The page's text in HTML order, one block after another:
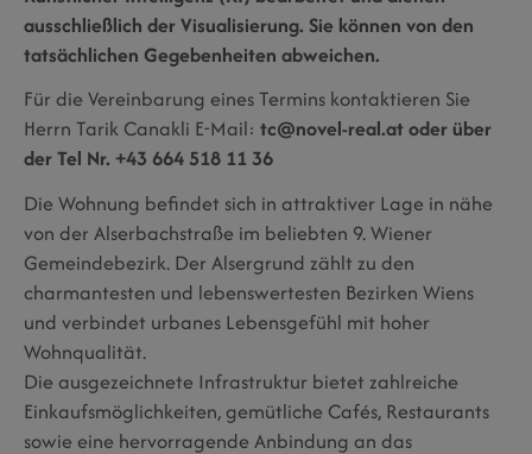
ausschließlich der Visualisierung. Sie können von den
tatsächlichen Gegebenheiten abweichen.
Für die Vereinbarung eines Termins kontaktieren Sie
Herrn Tarik Canakli E-Mail: tc@novel-real.at oder über
der Tel Nr. +43 664 518 11 36
Die Wohnung befindet sich in attraktiver Lage in nähe
von der Alserbachstraße im beliebten 9. Wiener
Gemeindebezirk. Der Alsergrund zählt zu den
charmantesten und lebenswertesten Bezirken Wiens
und verbindet urbanes Lebensgefühl mit hoher
Wohnqualität.
Die ausgezeichnete Infrastruktur bietet zahlreiche
Einkaufsmöglichkeiten, gemütliche Cafés, Restaurants
sowie eine hervorragende Anbindung an das